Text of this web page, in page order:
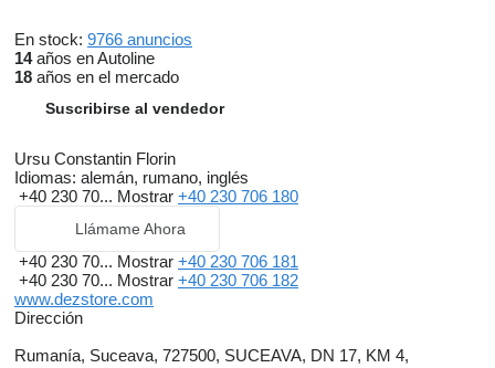
En stock: 9766 anuncios
14años en Autoline
18 años en el mercado
Suscribirse al vendedor
Ursu Constantin Florin
Idiomas: alemán, rumano, inglés
+40 230 70... Mostrar +40 230 706 180
Llámame Ahora
+40 230 70... Mostrar +40 230 706 181
+40 230 70... Mostrar +40 230 706 182
www.dezstore.com
Dirección
Rumanía, Suceava, 727500, SUCEAVA, DN 17, KM 4,